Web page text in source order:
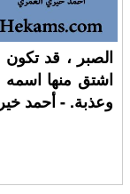
الصبر ، قد تكون
اشتق منها اسمه
وعذبة. - أحمد